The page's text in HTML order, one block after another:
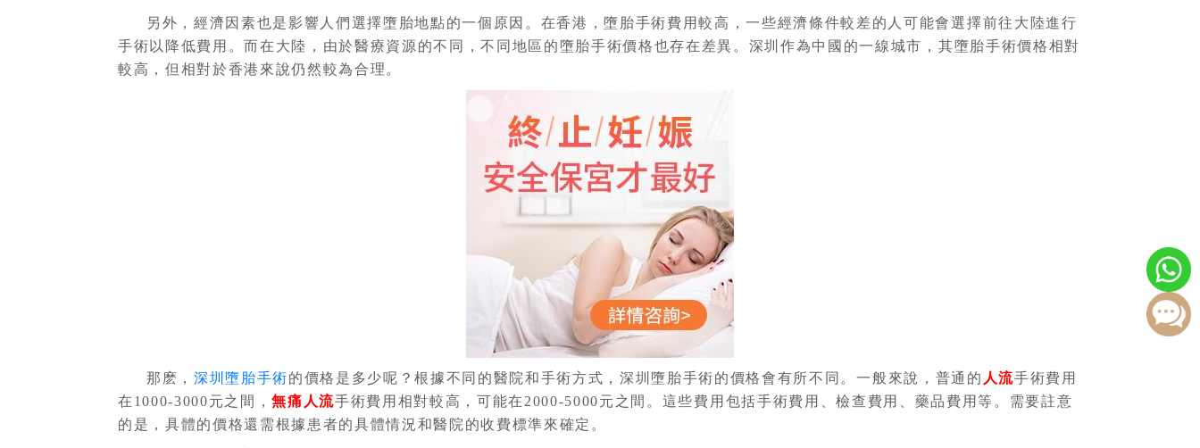
另外，經濟因素也是影響人們選擇墮胎地點的一個原因。在香港，墮胎手術費用較高，一些經濟條件較差的人可能會選擇前往大陸進行
手術以降低費用。而在大陸，由於醫療資源的不同，不同地區的墮胎手術價格也存在差異。深圳作為中國的一線城市，其墮胎手術價格相對
較高，但相對於香港來說仍然較為合理。
那麽，深圳墮胎手術的價格是多少呢？根據不同的醫院和手術方式，深圳墮胎手術的價格會有所不同。一般來說，普通的 人流手術費用
在 1000-3000元之間，無痛人流手術費用相對較高，可能在2000-5000元之間。這些費用包括手術費用、檢查費用、藥品費用等。需要註意
的是，具體的價格還需根據患者的具體情況和醫院的收費標準來確定。